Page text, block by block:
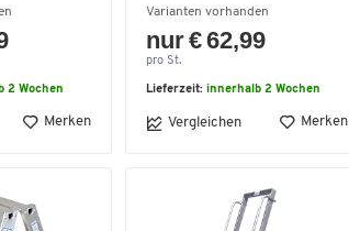
2 Wochen
Merken
Varianten vorhanden
nur € 62,99
pro St.
Lieferzeit: innerhalb 2 Wochen
Vergleichen Merken